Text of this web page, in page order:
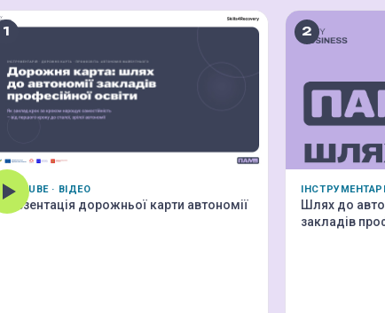
1
YOUTUBE · ВІДЕО
Презентація дорожньої карти автономії
2
Шлях до
закладів